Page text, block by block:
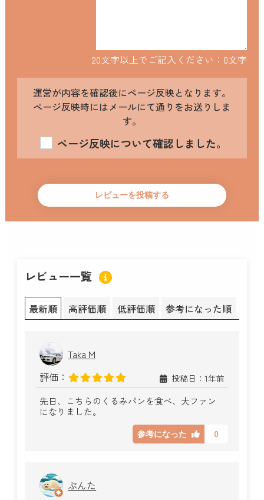
20文字以上でご記入ください： 0文字
運営が内容を確認後にページ反映となります。
ページ反映時にはメールにて通りをお送りしま
す。
ページ反映について確認しました。
レビュー一覧
最新順 高評価順 低評価順 参考になった順
Taka M
評価：
投稿日：1年前
先日、こちらのくるみパンを食べ、大ファン
になりました。
参考になった 0
ぷんた